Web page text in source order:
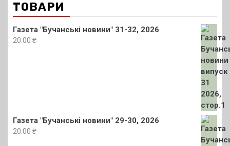
ТОВАРИ
Газета "Бучанські новини" 31-32, 2026
20.00 ₴
Газета "Бучанські новини" 29-30, 2026
20.00 ₴